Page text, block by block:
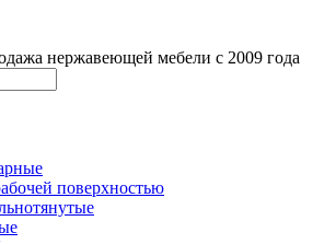
нержавеющей мебели с 2009 года
поверхностью